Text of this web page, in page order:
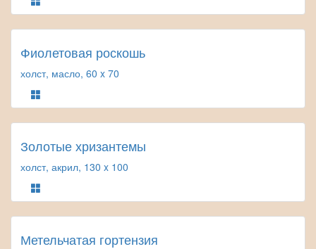
Фиолетовая роскошь
холст, масло, 60 x 70
Золотые хризантемы
холст, акрил, 130 x 100
Метельчатая гортензия